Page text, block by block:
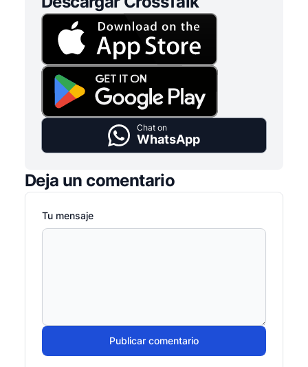
Chat on
WhatsApp
Deja un comentario
Tu mensaje
Publicar comentario